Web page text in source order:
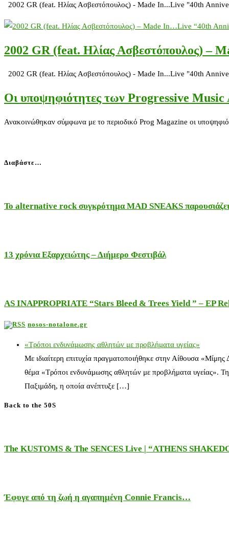
2002 GR (feat. Ηλίας Ασβεστόπουλος) - Made In...Live "40th
2002 GR (feat. Ηλίας Ασβεστόπουλος) –
2002 GR (feat. Ηλίας Ασβεστόπουλος) - Made In...Live "40th
Οι υποψηφιότητες των Progressive Music
Ανακοινώθηκαν σύμφωνα με το περιοδικό Prog Magazine οι
Διαβάστε…
Το alternative rock συγκρότημα MAD SNEAKS
13 χρόνια Εξαρχειώτης – Διήμερο Φεστιβάλ
AS INAPPROPRIATE “Stars Bleed & Trees Yield ” – EP
nosos-notalone.gr
«Τρόποι ενδυνάμωσης αθλητών με προβλήματα υγείας»
Με ιδιαίτερη επιτυχία πραγματοποιήθηκε στην Αίθουσα
θέμα «Τρόποι ενδυνάμωσης αθλητών με προβλήματα υγείας».
Παξιμάδη, η οποία ανέπτυξε […]
Back to the 50S
The KUSTOMS & The SENCES Live | “ATHENS
Έφυγε από τη ζωή η αγαπημένη Connie Francis…